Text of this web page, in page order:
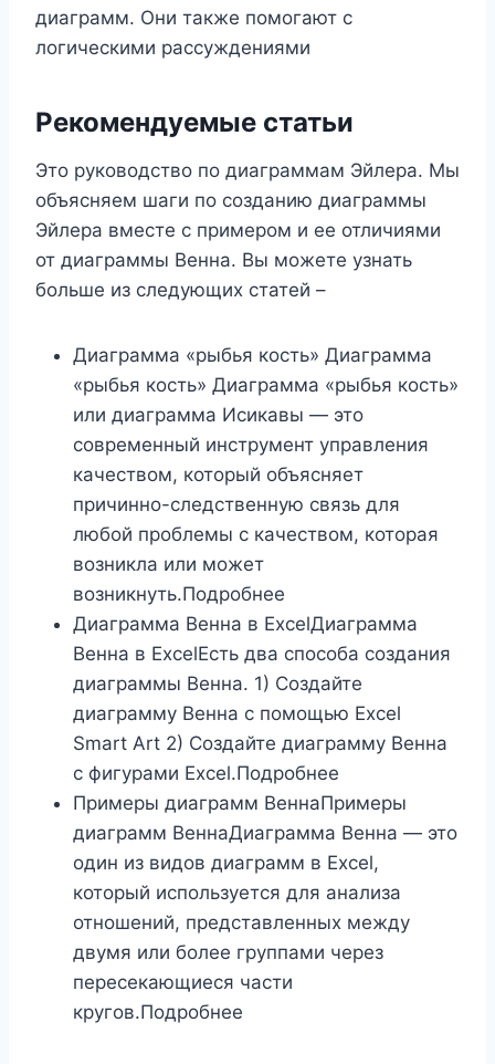
диаграмм. Они также помогают с
логическими рассуждениями
Рекомендуемые статьи
Это руководство по диаграммам Эйлера. Мы
объясняем шаги по созданию диаграммы
Эйлера вместе с примером и ее отличиями
от диаграммы Венна. Вы можете узнать
больше из следующих статей –
Диаграмма «рыбья кость» Диаграмма
«рыбья кость» Диаграмма «рыбья кость»
или диаграмма Исикавы — это
современный инструмент управления
качеством, который объясняет
причинно-следственную связь для
любой проблемы с качеством, которая
возникла или может
возникнуть.Подробнее
Диаграмма Венна в ExcelДиаграмма
Венна в ExcelЕсть два способа создания
диаграммы Венна. 1) Создайте
диаграмму Венна с помощью Excel
Smart Art 2) Создайте диаграмму Венна
с фигурами Excel.Подробнее
Примеры диаграмм ВеннаПримеры
диаграмм ВеннаДиаграмма Венна — это
один из видов диаграмм в Excel,
который используется для анализа
отношений, представленных между
двумя или более группами через
пересекающиеся части
кругов.Подробнее